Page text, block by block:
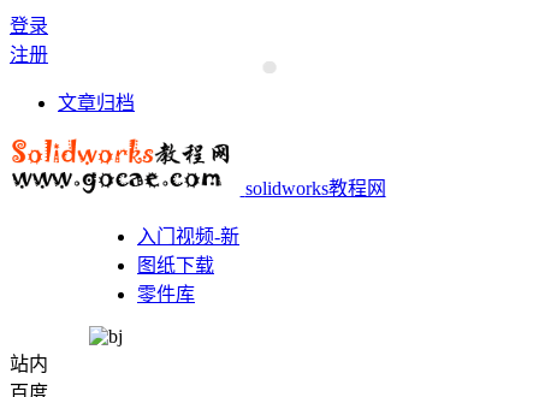
登录
注册
文章归档
solidworks教程网
入门视频-新
图纸下载
零件库
站内
百度